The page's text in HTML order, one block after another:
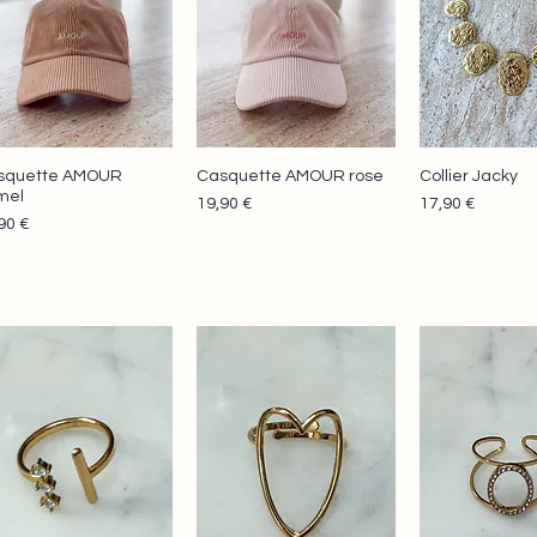
Aperçu rapide
AMOUR
€
Aperçu rapide
Casquette AMOUR rose
Prix
19,90 €
Aperçu
Collier Jacky
Prix
17,90 €